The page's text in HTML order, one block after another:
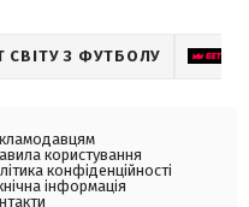
СВІТУ З ФУТБОЛУ
користування
конфіденційності
інформація